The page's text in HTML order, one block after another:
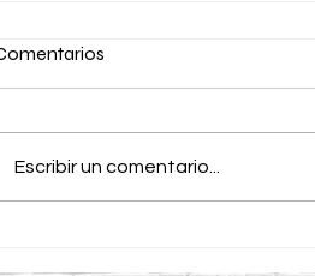
Escribir un comentario...